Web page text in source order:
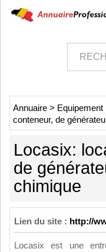
Annuaire > Equipement
conteneur, de
Locasix:
de
chimique
Lien du site : http://
Locasix est une